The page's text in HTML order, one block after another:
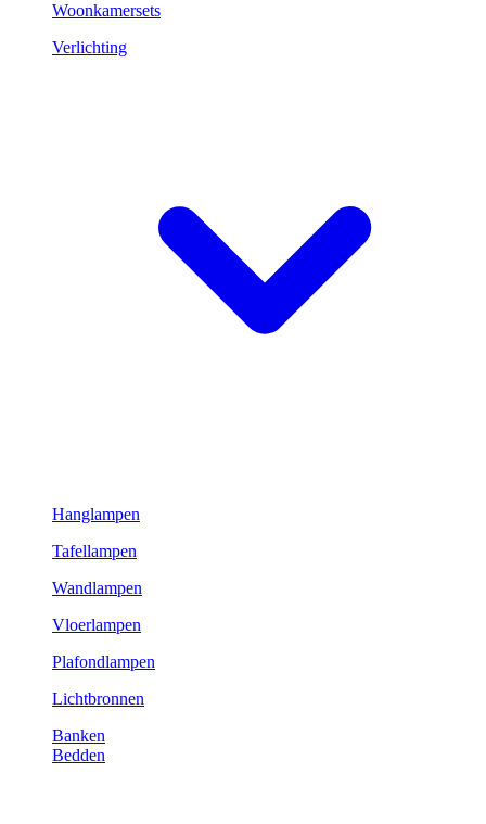
Woonkamersets
Verlichting
Hanglampen
Tafellampen
Wandlampen
Vloerlampen
Plafondlampen
Lichtbronnen
Banken
Bedden